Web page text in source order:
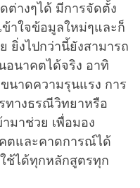
ต่างๆได้ มีการจัดตั้ง
ข้าใจข้อมูลใหม่ๆและก็
ยิ่งไปกว่านี้ยังสามารถ
อนาคตได้จริง อาทิ
นาดความรุนแรง การ
ทางธรณีวิทยาหรือ
มาช่วย เพื่อมอง
ตและคาดการณ์ได้
ช้ได้ทุกหลักสูตรทุก